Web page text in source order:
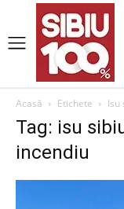
Acasă Etichete Isu
Tag: isu
incendiu